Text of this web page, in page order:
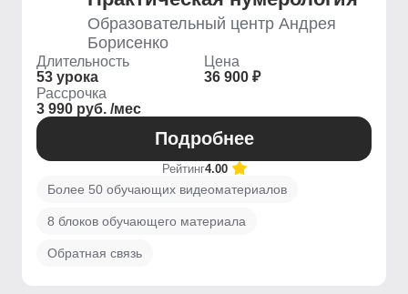
Образовательный центр Андрея
Борисенко
Длительность
53 урока
Цена
36 900 ₽
Рассрочка
3 990 руб. /мес
Подробнее
Рейтинг4.00
Более 50 обучающих видеоматериалов
8 блоков обучающего материала
Обратная связь